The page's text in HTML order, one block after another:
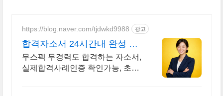
https://blog.naver.com/tjdwkd9988 광고
합격자소서 24시간내 완성 서
류 합격의 비밀
무스펙 무경력도 합격하는 자소서,
실제합격사례인증 확인가능, 초안